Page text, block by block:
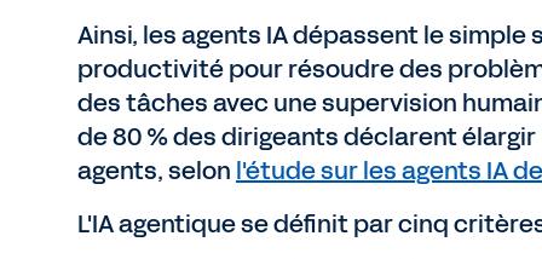
Ainsi, les agents IA dépassent le simple
productivité pour résoudre des
des tâches avec une supervision
de 80 % des dirigeants déclarent
agents, selon l'étude sur les agents IA
L'IA agentique se définit par cinq